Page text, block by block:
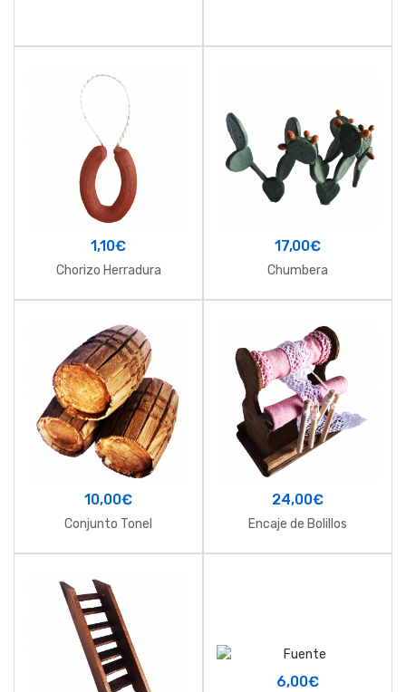
1,10€
Chorizo Herradura
17,00€
Chumbera
10,00€
Conjunto Tonel
24,00€
Encaje de Bolillos
6,00€